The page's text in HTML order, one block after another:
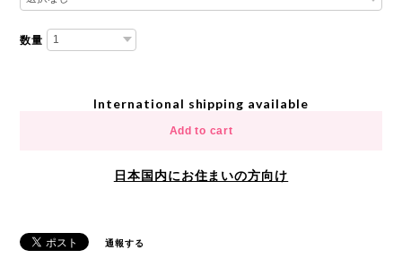
数量
International shipping available
Add to cart
日本国内にお住まいの方向け
通報する